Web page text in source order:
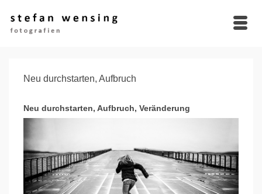
Neu durchstarten, Aufbruch
Neu durchstarten, Aufbruch, Veränderung